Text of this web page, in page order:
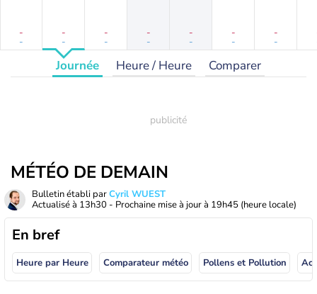
-
-
-
-
-
-
-
-
-
-
-
-
-
-
Journée Heure / Heure Comparer
MÉTÉO DE DEMAIN
Bulletin établi parCyril WUEST
Actualisé à 13h30 - Prochaine mise à jour à 19h45 (heure locale)
En bref
Heure par Heure Comparateur météo Pollens et Pollution